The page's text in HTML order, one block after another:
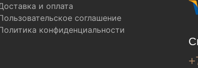
и оплата
соглашение
конфиденциальности